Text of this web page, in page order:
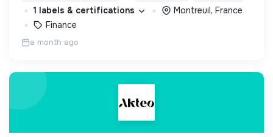
1 labels & certifications
Montreuil, France
Finance
a month ago